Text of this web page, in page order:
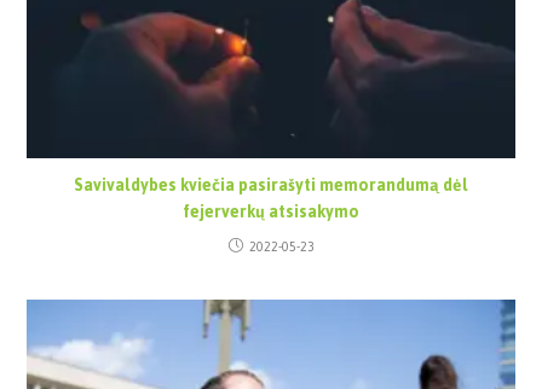
Savivaldybes kviečia pasirašyti memorandumą dėl
fejerverkų atsisakymo
2022-05-23